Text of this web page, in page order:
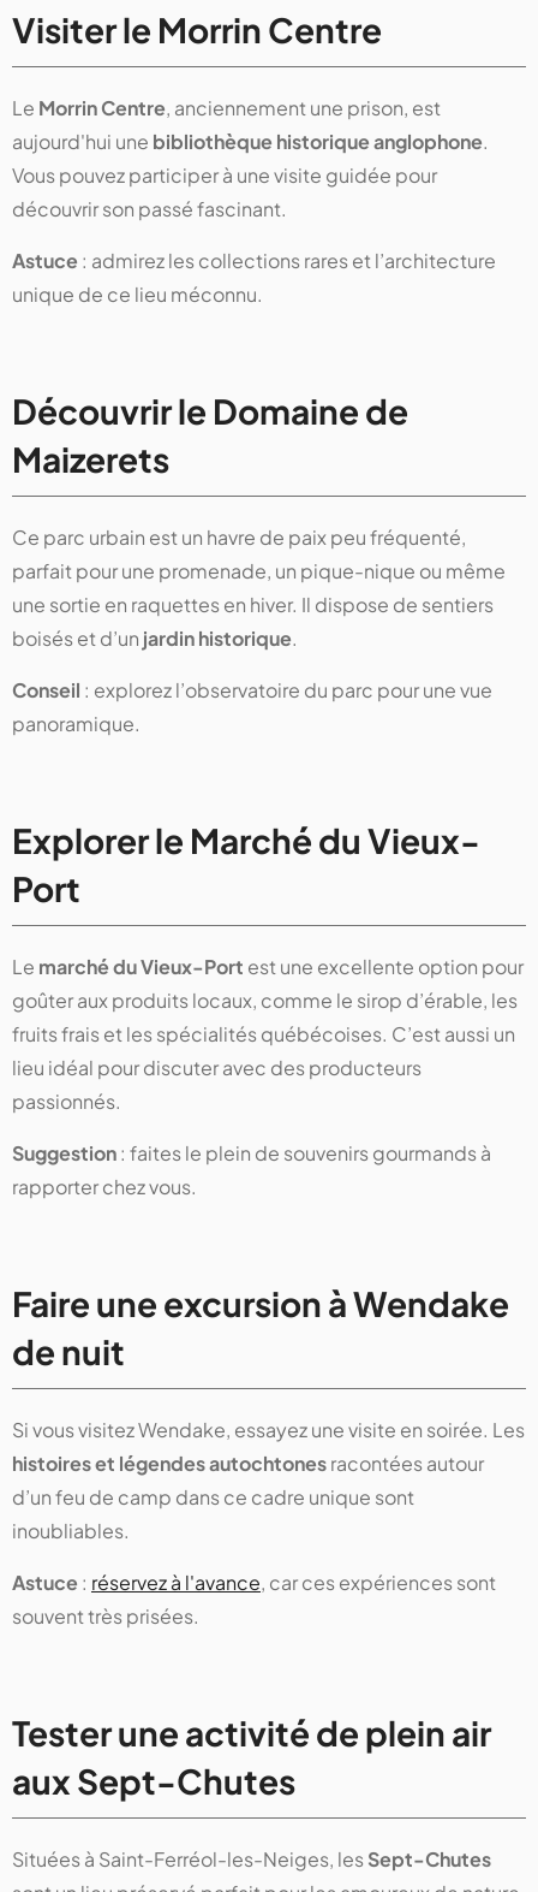
Visiter le Morrin Centre
Le Morrin Centre, anciennement une prison, est
aujourd'hui une bibliothèque historique anglophone.
Vous pouvez participer à une visite guidée pour
découvrir son passé fascinant.
Astuce: admirez les collections rares et l’architecture
unique de ce lieu méconnu.
Découvrir le Domaine de
Maizerets
Ce parc urbain est un havre de paix peu fréquenté,
parfait pour une promenade, un pique-nique ou même
une sortie en raquettes en hiver. Il dispose de sentiers
boisés et d’un jardin historique.
Conseil : explorez l’observatoire du parc pour une vue
panoramique.
Explorer le Marché du Vieux-
Port
Le marché du Vieux-Port est une excellente option pour
goûter aux produits locaux, comme le sirop d’érable, les
fruits frais et les spécialités québécoises. C’est aussi un
lieu idéal pour discuter avec des producteurs
passionnés.
Suggestion: faites le plein de souvenirs gourmands à
rapporter chez vous.
Faire une excursion à Wendake
de nuit
Si vous visitez Wendake, essayez une visite en soirée. Les
histoires et légendes autochtonesracontées autour
d’un feu de camp dans ce cadre unique sont
inoubliables.
Astuce: réservez à l'avance, car ces expériences sont
souvent très prisées.
Tester une activité de plein air
aux Sept-Chutes
Situées à Saint-Ferréol-les-Neiges, lesSept-Chutes